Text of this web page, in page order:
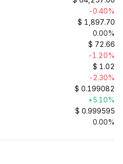
-0.40%
$ 1,897.70
0.00%
$ 72.66
-1.20%
$ 1.02
-2.30%
$ 0.199082
+5.10%
$ 0.999595
0.00%